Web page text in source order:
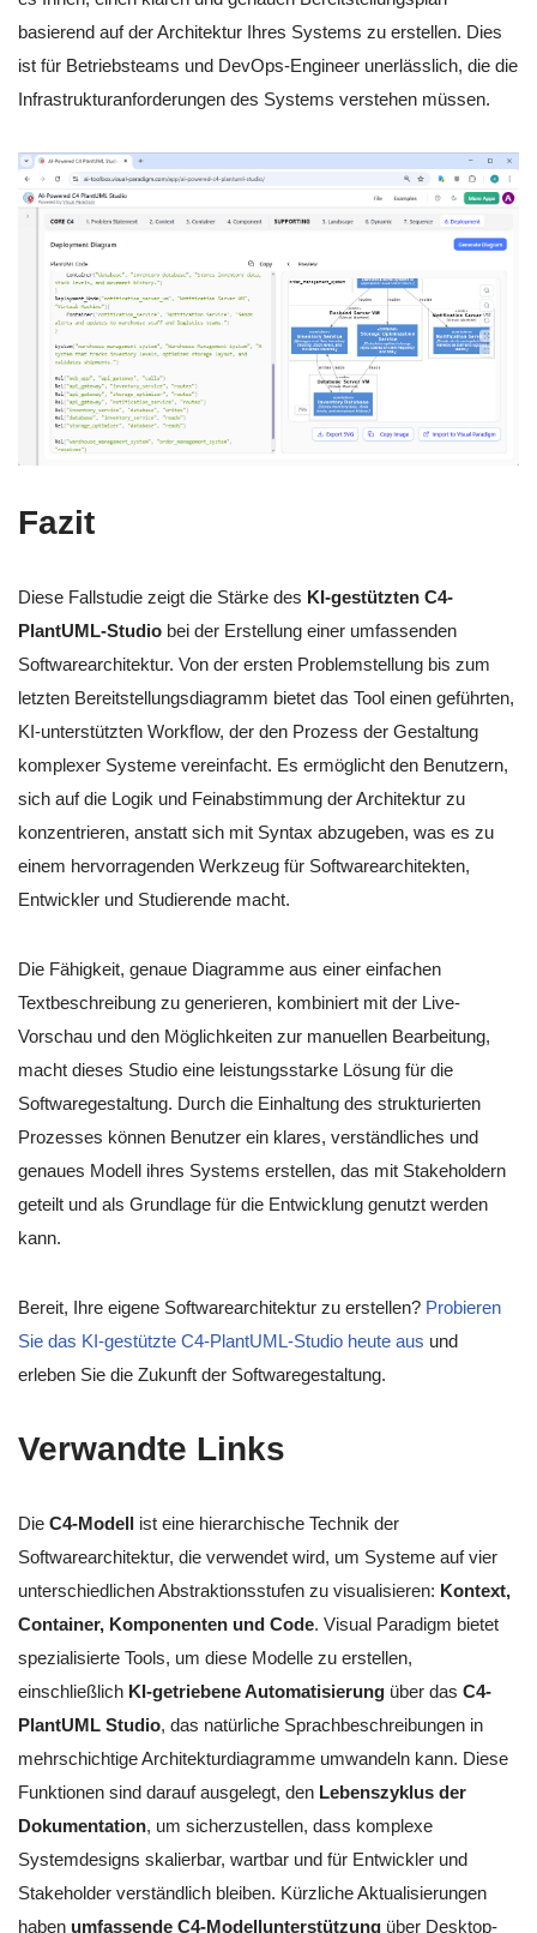
basierend auf der Architektur Ihres Systems zu erstellen. Dies
ist für Betriebsteams und DevOps-Engineer unerlässlich, die die
Infrastrukturanforderungen des Systems verstehen müssen.
Fazit
Diese Fallstudie zeigt die Stärke des KI-gestützten C4-
PlantUML-Studio bei der Erstellung einer umfassenden
Softwarearchitektur. Von der ersten Problemstellung bis zum
letzten Bereitstellungsdiagramm bietet das Tool einen geführten,
KI-unterstützten Workflow, der den Prozess der Gestaltung
komplexer Systeme vereinfacht. Es ermöglicht den Benutzern,
sich auf die Logik und Feinabstimmung der Architektur zu
konzentrieren, anstatt sich mit Syntax abzugeben, was es zu
einem hervorragenden Werkzeug für Softwarearchitekten,
Entwickler und Studierende macht.
Die Fähigkeit, genaue Diagramme aus einer einfachen
Textbeschreibung zu generieren, kombiniert mit der Live-
Vorschau und den Möglichkeiten zur manuellen Bearbeitung,
macht dieses Studio eine leistungsstarke Lösung für die
Softwaregestaltung. Durch die Einhaltung des strukturierten
Prozesses können Benutzer ein klares, verständliches und
genaues Modell ihres Systems erstellen, das mit Stakeholdern
geteilt und als Grundlage für die Entwicklung genutzt werden
kann.
Bereit, Ihre eigene Softwarearchitektur zu erstellen? Probieren
Sie das KI-gestützte C4-PlantUML-Studio heute aus und
erleben Sie die Zukunft der Softwaregestaltung.
Verwandte Links
Die C4-Modell ist eine hierarchische Technik der
Softwarearchitektur, die verwendet wird, um Systeme auf vier
unterschiedlichen Abstraktionsstufen zu visualisieren: Kontext,
Container, Komponenten und Code. Visual Paradigm bietet
spezialisierte Tools, um diese Modelle zu erstellen,
einschließlich KI-getriebene Automatisierung über das C4-
PlantUML Studio, das natürliche Sprachbeschreibungen in
mehrschichtige Architekturdiagramme umwandeln kann. Diese
Funktionen sind darauf ausgelegt, den Lebenszyklus der
Dokumentation, um sicherzustellen, dass komplexe
Systemdesigns skalierbar, wartbar und für Entwickler und
Stakeholder verständlich bleiben. Kürzliche Aktualisierungen
haben umfassende C4-Modellunterstützung über Desktop-